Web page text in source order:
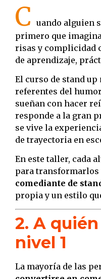
C uando alguien
primero que
risas y complicidad
de aprendizaje,
El curso de stand up
referentes del
sueñan con hacer
responde a la gran
se vive la
de trayectoria en
En este taller, cada
para transformarlos
comediante de
propia y un estilo
2. A
nivel 1
La mayoría de las